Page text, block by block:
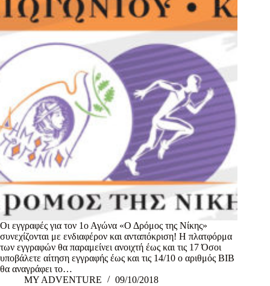
Οι εγγραφές για τον 1ο Αγώνα «Ο Δρόμος της Νίκης»
συνεχίζονται με ενδιαφέρον και ανταπόκριση! Η πλατφόρμα
των εγγραφών θα παραμείνει ανοιχτή έως και τις 17 Όσοι
υποβάλετε αίτηση εγγραφής έως και τις 14/10 ο αριθμός BIB
θα αναγράφει το…
MY ADVENTURE
09/10/2018